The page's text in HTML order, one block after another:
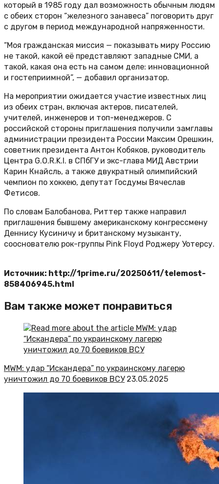
который в 1985 году дал возможность обычным людям
с обеих сторон “железного занавеса” поговорить друг
с другом в период международной напряженности.
“Моя гражданская миссия — показывать миру Россию
не такой, какой её представляют западные СМИ, а
такой, какая она есть на самом деле: инновационной
и гостеприимной”, — добавил организатор.
На мероприятии ожидается участие известных лиц
из обеих стран, включая актеров, писателей,
учителей, инженеров и топ-менеджеров. С
российской стороны приглашения получили замглавы
администрации президента России Максим Орешкин,
советник президента Антон Кобяков, руководитель
Центра G.O.R.K.I. в СПбГУ и экс-глава МИД Австрии
Карин Кнайсль, а также двукратный олимпийский
чемпион по хоккею, депутат Госдумы Вячеслав
Фетисов.
По словам Балобанова, Риттер также направил
приглашения бывшему американскому конгрессмену
Деннису Кусиничу и британскому музыканту,
сооснователю рок-группы Pink Floyd Роджеру Уотерсу.
Источник: http://1prime.ru/20250611/telemost-
858406945.html
Вам также может понравиться
MWM: удар “Искандера” по украинскому лагерю
уничтожил до 70 боевиков ВСУ 23.05.2025